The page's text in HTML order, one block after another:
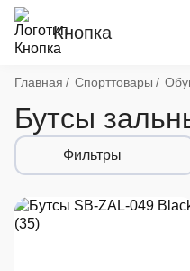
Кнопка
Хлебные
Главная Спорттовары
Бутсы
Фильтры